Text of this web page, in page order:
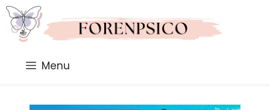
Saltar
al
contenido
Menu